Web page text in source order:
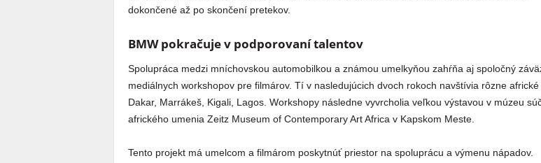
dokončené až po skončení pretekov.
BMW pokračuje v podporovaní talentov
Spolupráca medzi mníchovskou automobilkou a známou umelkyňou zahŕňa aj spoločný
mediálnych workshopov pre filmárov. Tí v nasledujúcich dvoch rokoch navštívia rôzne africké
Dakar, Marrákeš, Kigali, Lagos. Workshopy následne vyvrcholia veľkou výstavou v múzeu
afrického umenia Zeitz Museum of Contemporary Art Africa v Kapskom Meste.
Tento projekt má umelcom a filmárom poskytnúť priestor na spoluprácu a výmenu nápadov.